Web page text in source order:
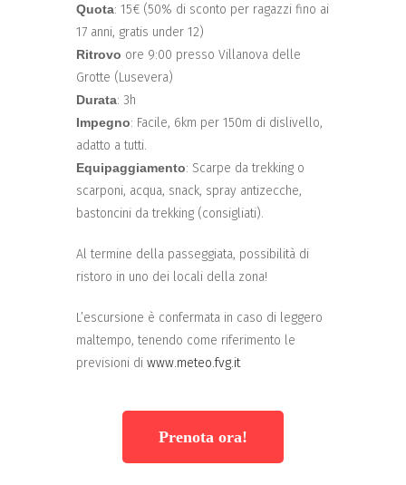
Quota: 15€ (50% di sconto per ragazzi fino ai
17 anni, gratis under 12)
Ritrovo ore 9:00 presso Villanova delle
Grotte (Lusevera)
Durata: 3h
Impegno: Facile, 6km per 150m di dislivello,
adatto a tutti.
Equipaggiamento: Scarpe da trekking o
scarponi, acqua, snack, spray antizecche,
bastoncini da trekking (consigliati).
Al termine della passeggiata, possibilità di
ristoro in uno dei locali della zona!
L’escursione è confermata in caso di leggero
maltempo, tenendo come riferimento le
previsioni di www.meteo.fvg.it
Prenota ora!